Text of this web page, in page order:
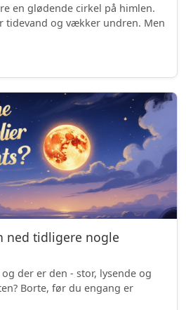
en glødende cirkel på himlen.
tidevand og vækker undren. Men
ned tidligere nogle
der er den - stor, lysende og
Borte, før du engang er